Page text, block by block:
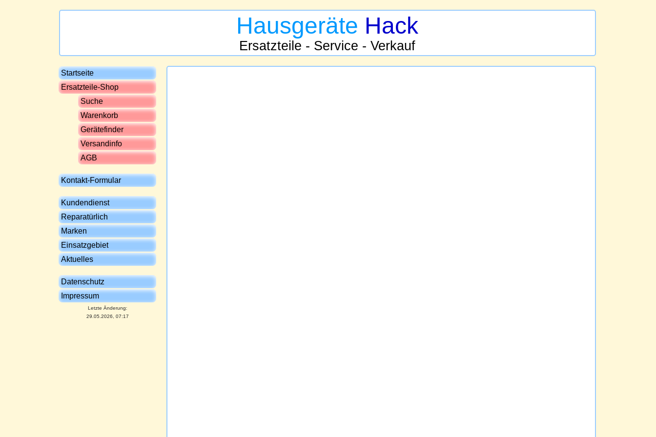
Hausgeräte Hack
Ersatzteile - Service - Verkauf
Startseite
Ersatzteile-Shop
Suche
Warenkorb
Gerätefinder
Versandinfo
AGB
Kontakt-Formular
Kundendienst
Reparatürlich
Marken
Einsatzgebiet
Aktuelles
Datenschutz
Impressum
Letzte Änderung:
29.05.2026, 07:17